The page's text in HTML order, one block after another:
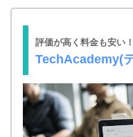
評価が高く料金も安い！
TechAcademy(